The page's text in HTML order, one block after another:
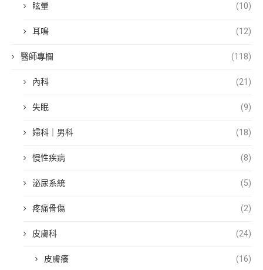
眩暈 (10)
耳鳴 (12)
醫師專欄 (118)
內科 (21)
失眠 (9)
婦科｜男科 (18)
慢性疾病 (8)
泌尿系統 (5)
疼痛骨傷 (2)
皮膚科 (24)
皮膚癢 (16)